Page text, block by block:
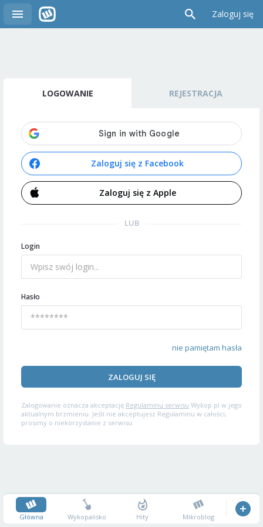
Zaloguj się
LOGOWANIE REJESTRACJA
Zaloguj się z Facebook
Zaloguj się z Apple
LUB
Login
Hasło
nie pamiętam hasła
ZALOGUJ SIĘ
Zalogowanie oznacza akceptację Regulaminu serwisu Wykop.pl w jego
aktualnym brzmieniu. Jeśli nie akceptujesz Regulaminu w całości,
prosimy o niekorzystanie z serwisu.
Główna Wykopalisko Hity Mikroblog